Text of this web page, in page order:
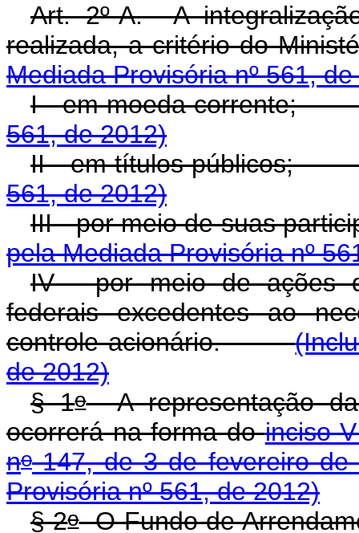
Art. 2º-A. A
realizada, a critério do
Mediada Provisória nº 561,
I - em moeda
561, de 2012)
II - em títulos públicos;
561, de 2012)
III - por meio de suas
pela Mediada Provisória nº
IV - por meio de ações
federais excedentes ao
controle acionário.
de 2012)
§ 1oA representação da
ocorrerá na forma doinciso
no147, de 3 de fevereiro de
Provisória nº 561, de 2012)
§ 2oO Fundo de